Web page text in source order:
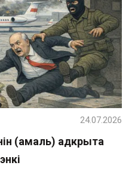
(амаль) адкрыта
24.07.2026